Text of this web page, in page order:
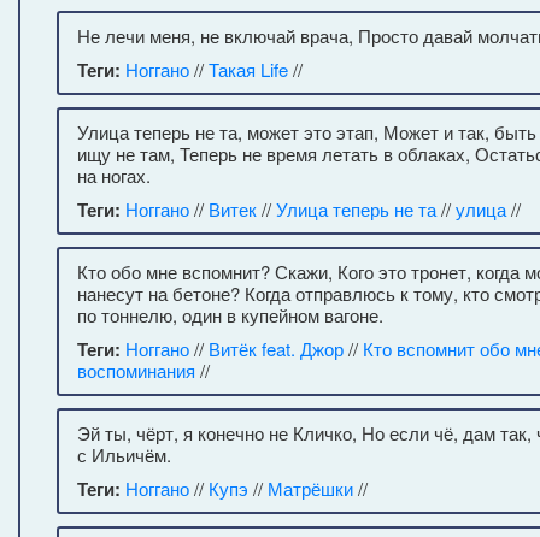
Не лечи меня, не включай врача, Просто давай
Теги: Ноггано//Такая Life//
Улица теперь не та, может это этап, Может и так,
ищу не там, Теперь не время летать в облаках,
на ногах.
Теги: Ноггано// Витек//Улица теперь не та//улица//
Кто обо мне вспомнит? Скажи, Кого это тронет, когда
нанесут на бетоне? Когда отправлюсь к тому, кто
по тоннелю, один в купейном вагоне.
Теги: Ноггано// Витёк feat. Джор// Кто вспомнит обо
воспоминания //
Эй ты, чёрт, я конечно не Кличко, Но если чё, дам
с Ильичём.
Теги: Ноггано// Купэ // Матрёшки//